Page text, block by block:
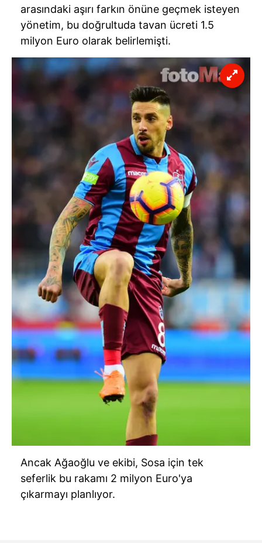
arasındaki aşırı farkın önüne geçmek isteyen
yönetim, bu doğrultuda tavan ücreti 1.5
milyon Euro olarak belirlemişti.
Ancak Ağaoğlu ve ekibi, Sosa için tek
seferlik bu rakamı 2 milyon Euro'ya
çıkarmayı planlıyor.